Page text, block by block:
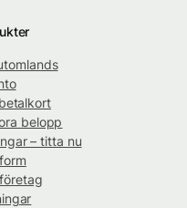
belopp
– titta nu